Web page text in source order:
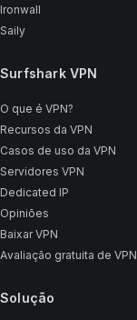
Ironwall
Saily
Surfshark VPN
O que é VPN?
Recursos da VPN
Casos de uso da VPN
Servidores VPN
Dedicated IP
Opiniões
Baixar VPN
Avaliação gratuita de VPN
Solução